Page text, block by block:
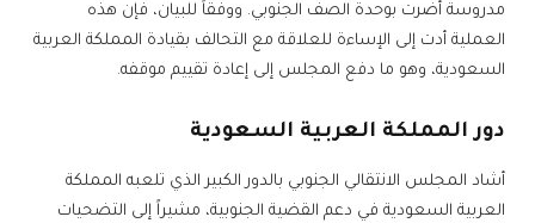
مدروسة أضرت بوحدة الصف الجنوبي. ووفقاً للبيان، فإن هذه
العملية أدت إلى الإساءة للعلاقة مع التحالف بقيادة المملكة العربية
السعودية، وهو ما دفع المجلس إلى إعادة تقييم موقفه.
دور المملكة العربية السعودية
أشاد المجلس الانتقالي الجنوبي بالدور الكبير الذي تلعبه المملكة
العربية السعودية في دعم القضية الجنوبية، مشيراً إلى التضحيات